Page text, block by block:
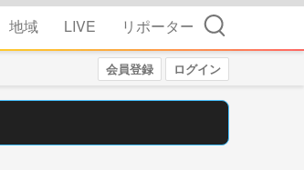
地域 LIVE リポーター 検索
会員登録 ログイン